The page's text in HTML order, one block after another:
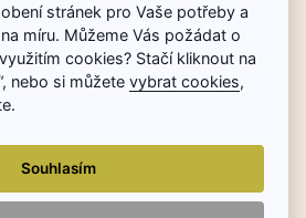
stránek pro Vaše potřeby a
míru. Můžeme Vás požádat o
cookies? Stačí kliknout na
nebo si můžetevybrat cookies,
Souhlasím